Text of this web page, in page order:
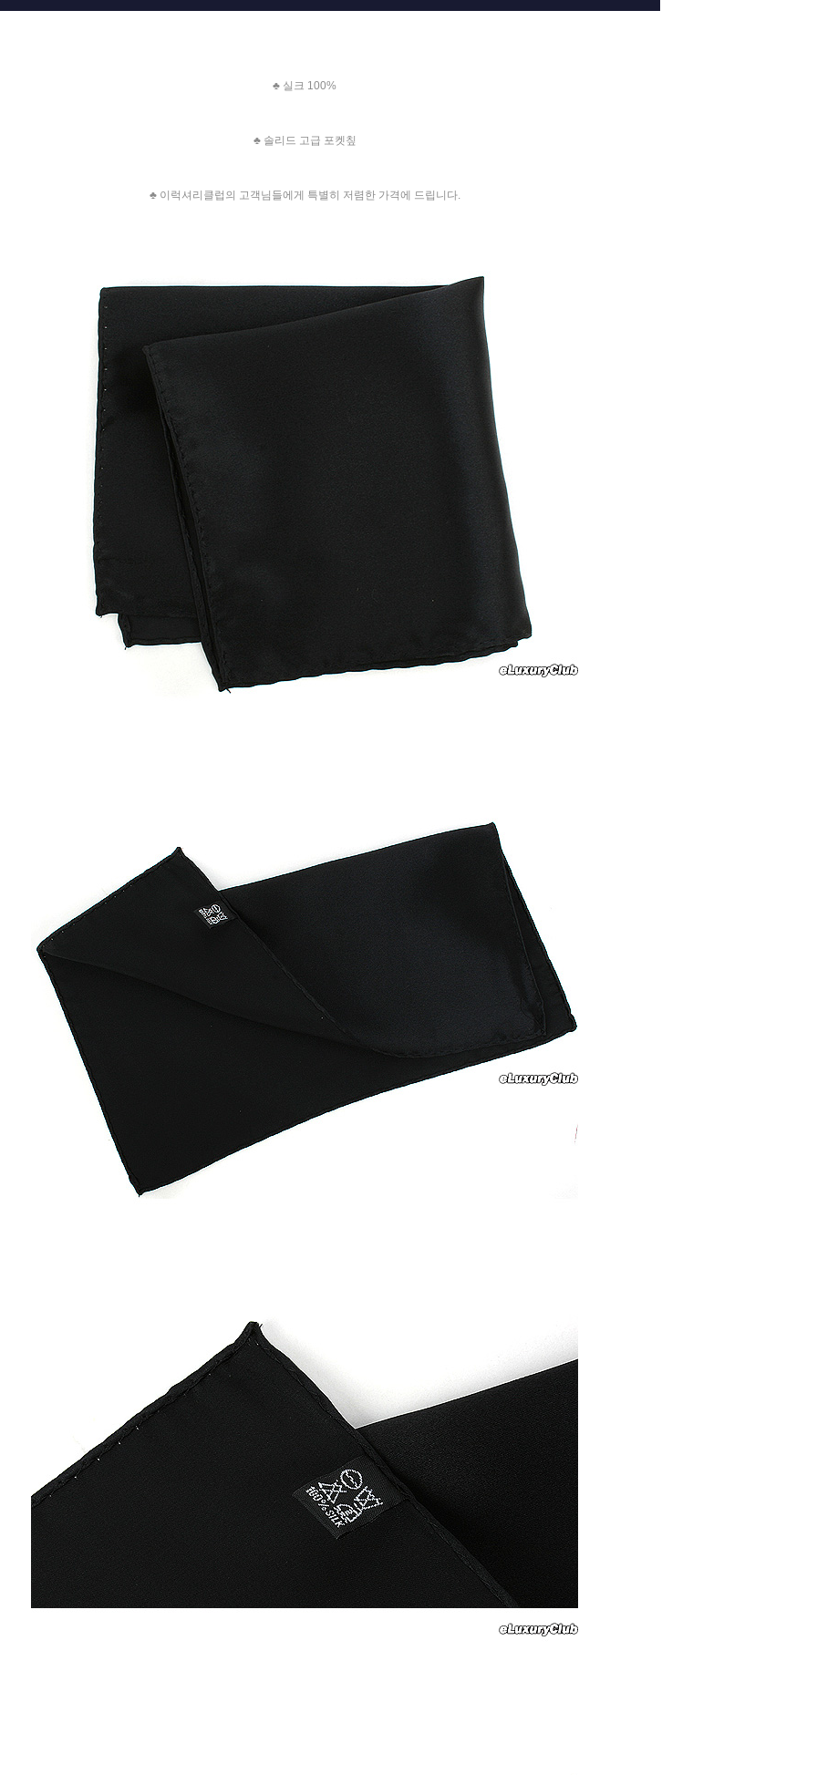
♣ 실크 100%
♣ 솔리드 고급 포켓칲
♣ 이럭셔리클럽의 고객님들에게 특별히 저렴한 가격에 드립니다.